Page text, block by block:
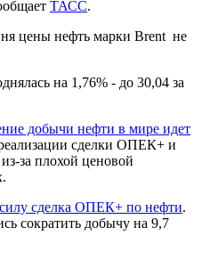
ТАСС.
цены нефть марки Brent не
на 1,76% - до 30,04 за
добычи нефти в мире идет
сделки ОПЕК+ и
за плохой ценовой
сделка ОПЕК+ по нефти.
сократить добычу на 9,7